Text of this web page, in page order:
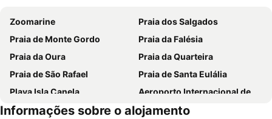
Zoomarine
Praia dos Salgados
Praia de Monte Gordo
Praia da Falésia
Praia da Oura
Praia da Quarteira
Praia de São Rafael
Praia de Santa Eulália
Playa Isla Canela
Aeroporto Internacional de Faro - Gago Coutinho
Praia da Galé
Praia dos Pescadores
Informações sobre o alojamento